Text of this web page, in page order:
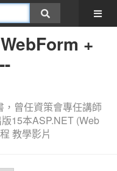
+
曾任資策會專任講師
15本ASP.NET (Web
教學影片